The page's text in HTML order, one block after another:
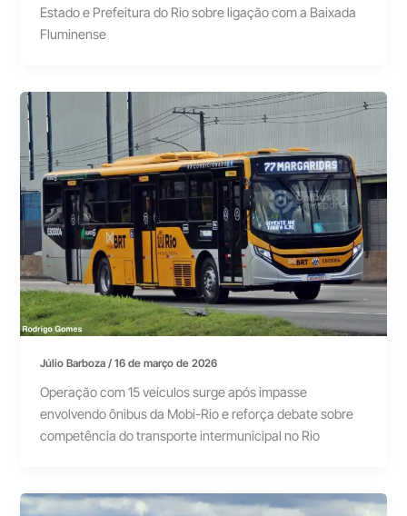
Estado e Prefeitura do Rio sobre ligação com a Baixada
Fluminense
Júlio Barboza/16 de março de 2026
Operação com 15 veículos surge após impasse
envolvendo ônibus da Mobi-Rio e reforça debate sobre
competência do transporte intermunicipal no Rio